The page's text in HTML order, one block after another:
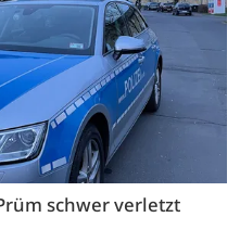
schwer verletzt